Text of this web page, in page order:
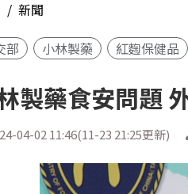
/ 新聞
部 小林製藥 紅麴保健品
製藥食安問題
04-02 11:46(11-23 21:25更新)